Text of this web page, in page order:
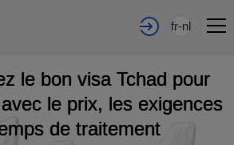
fr-nl
le bon visa Tchad pour
le prix, les exigences
de traitement